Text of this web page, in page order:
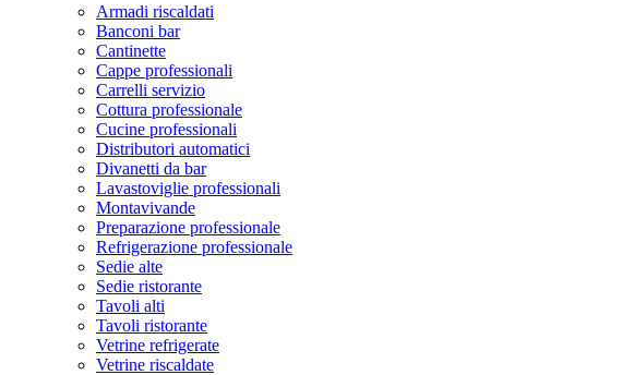
Armadi riscaldati
Banconi bar
Cantinette
Cappe professionali
Carrelli servizio
Cottura professionale
Cucine professionali
Distributori automatici
Divanetti da bar
Lavastoviglie professionali
Montavivande
Preparazione professionale
Refrigerazione professionale
Sedie alte
Sedie ristorante
Tavoli alti
Tavoli ristorante
Vetrine refrigerate
Vetrine riscaldate